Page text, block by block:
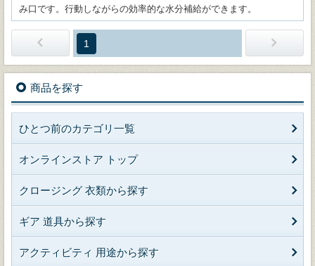
み口です。行動しながらの効率的な水分補給ができます。
1
商品を探す
ひとつ前のカテゴリ一覧
オンラインストア トップ
クロージング 衣類から探す
ギア 道具から探す
アクティビティ 用途から探す